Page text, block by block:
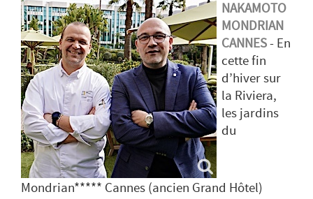
NAKAMOTO
MONDRIAN
CANNES- En
cette fin
d’hiver sur
la Riviera,
les jardins
du
Mondrian***** Cannes (ancien Grand Hôtel)